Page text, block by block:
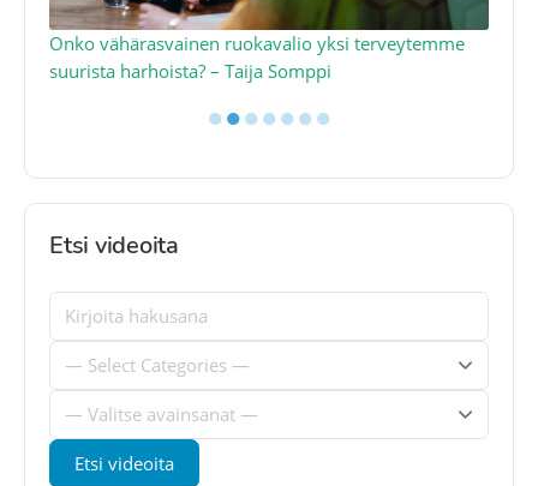
Onko vähärasvainen ruokavalio yksi terveytemme
suurista harhoista? – Taija Somppi
●●●●●●●
Etsi videoita